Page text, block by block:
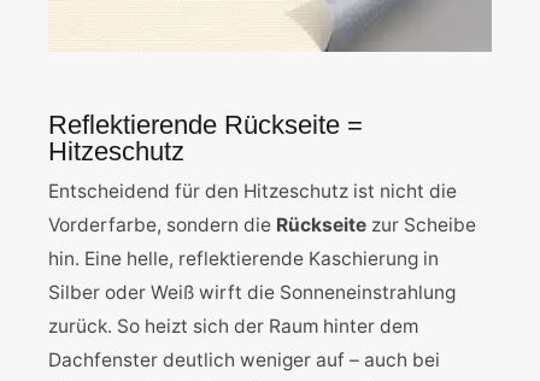
Reflektierende Rückseite =
Hitzeschutz
Entscheidend für den Hitzeschutz ist nicht die
Vorderfarbe, sondern die Rückseite zur Scheibe
hin. Eine helle, reflektierende Kaschierung in
Silber oder Weiß wirft die Sonneneinstrahlung
zurück. So heizt sich der Raum hinter dem
Dachfenster deutlich weniger auf – auch bei